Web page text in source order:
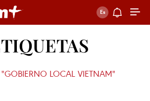
"GOBIERNO LOCAL VIETNAM"